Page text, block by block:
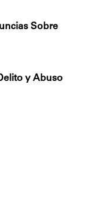
Sobre
y Abuso